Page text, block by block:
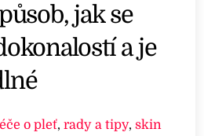
jak se
a je
o pleť,rady a tipy,skin